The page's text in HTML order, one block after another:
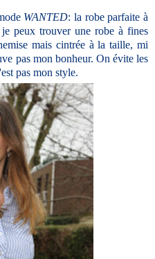
WANTED: la robe parfaite à
peux trouver une robe à fines
mais cintrée à la taille, mi
pas mon bonheur. On évite les
pas mon style.